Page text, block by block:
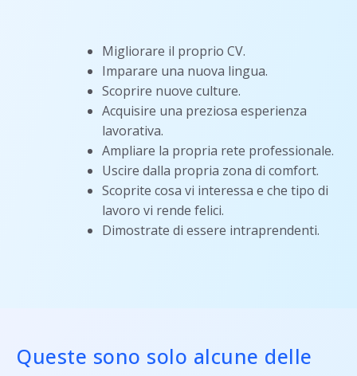
Migliorare il proprio CV.
Imparare una nuova lingua.
Scoprire nuove culture.
Acquisire una preziosa esperienza
lavorativa.
Ampliare la propria rete professionale.
Uscire dalla propria zona di comfort.
Scoprite cosa vi interessa e che tipo di
lavoro vi rende felici.
Dimostrate di essere intraprendenti.
Queste sono solo alcune delle